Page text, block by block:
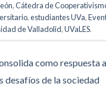
,Cátedra de
,estudiantes UVa,
de Valladolid,UVaLES.
como respuesta
desafíos de la sociedad